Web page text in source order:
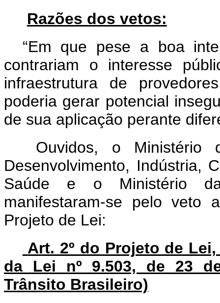
Razões dos vetos:
“Em que pese a boa
contrariam o interesse
infraestrutura de
poderia gerar potencial
de sua aplicação perante
Ouvidos, o Ministério
Desenvolvimento, Indústria,
Saúde e o Ministério
manifestaram-se pelo veto
Projeto de Lei:
Art. 2º do Projeto de
da Lei nº 9.503, de 23
Trânsito Brasileiro)